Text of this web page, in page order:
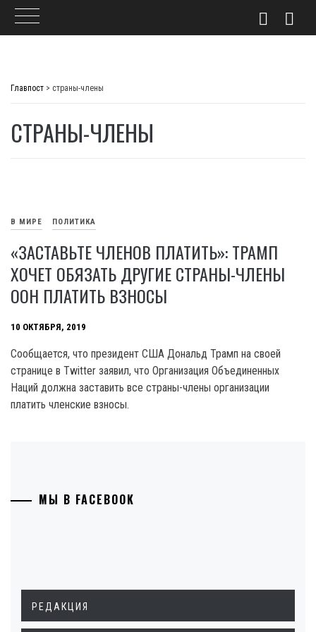
Главпост > страны-члены
СТРАНЫ-ЧЛЕНЫ
В МИРЕ ПОЛИТИКА
«ЗАСТАВЬТЕ ЧЛЕНОВ ПЛАТИТЬ»: ТРАМП
ХОЧЕТ ОБЯЗАТЬ ДРУГИЕ СТРАНЫ-ЧЛЕНЫ
ООН ПЛАТИТЬ ВЗНОСЫ
10 ОКТЯБРЯ, 2019
Сообщается, что президент США Дональд Трамп на своей
странице в Twitter заявил, что Организация Объединенных
Наций должна заставить все страны-члены организации
платить членские взносы.
МЫ В FACEBOOK
РЕДАКЦИЯ